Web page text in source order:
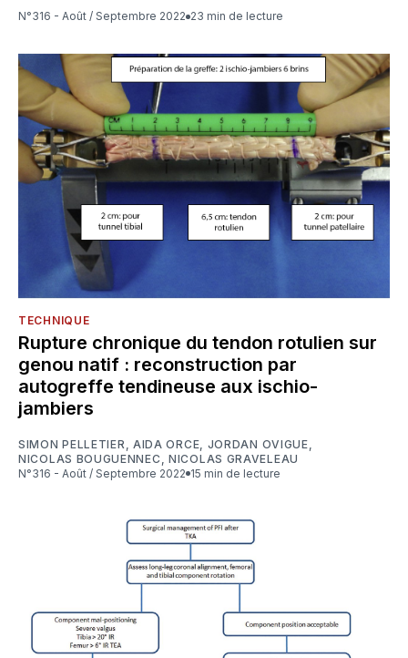
N°316 - Août / Septembre 2022 23 min de lecture
TECHNIQUE
Rupture chronique du tendon rotulien sur
genou natif : reconstruction par
autogreffe tendineuse aux ischio-
jambiers
SIMON PELLETIER AIDA ORCE JORDAN OVIGUE
NICOLAS BOUGUENNEC
,NICOLAS GRAVELEAU
N°316 - Août / Septembre 2022
15 min de lecture